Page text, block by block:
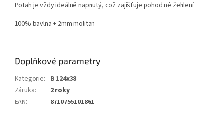
Potah je vždy ideálně napnutý, což zajišťuje pohodlné žehlení
100% bavlna + 2mm molitan
Doplňkové parametry
Kategorie: B 124x38
Záruka:
2 roky
EAN: 8710755101861